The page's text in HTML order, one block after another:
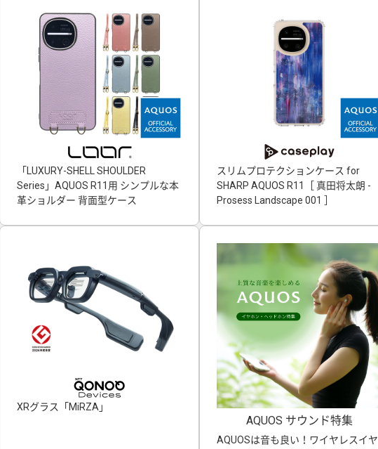
「LUXURY-SHELL SHOULDER
Series」AQUOS R11用 シンプルな本
革ショルダー 背面型ケース
スリムプロテクションケース for
SHARP AQUOS R11［ 真田将太朗 -
Prosess Landscape 001 ］
XRグラス「MiRZA」
AQUOS サウンド特集
AQUOSは音も良い！ワイヤレスイヤ